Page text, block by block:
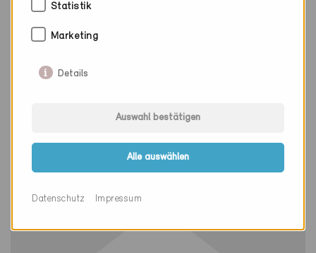
Statistik
Marketing
Details
Auswahl bestätigen
Alle auswählen
Datenschutz Impressum